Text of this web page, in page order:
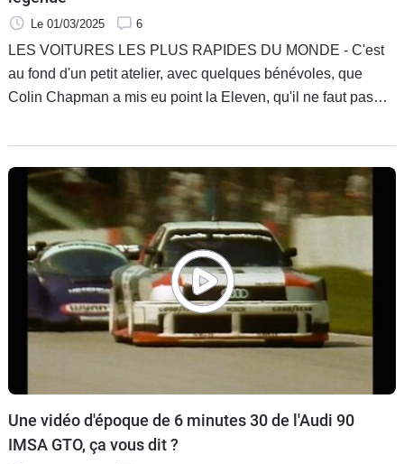
Le 01/03/2025 6
LES VOITURES LES PLUS RAPIDES DU MONDE - C'est
au fond d'un petit atelier, avec quelques bénévoles, que
Colin Chapman a mis eu point la Eleven, qu'il ne faut pas
180 km / h malgré son tout petit moteur.
Une vidéo d'époque de 6 minutes 30 de l'Audi 90
IMSA GTO, ça vous dit ?